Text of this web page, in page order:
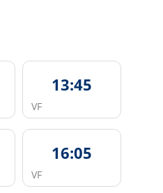
13:45
VF
16:05
VF